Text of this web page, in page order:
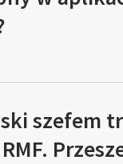
szefem